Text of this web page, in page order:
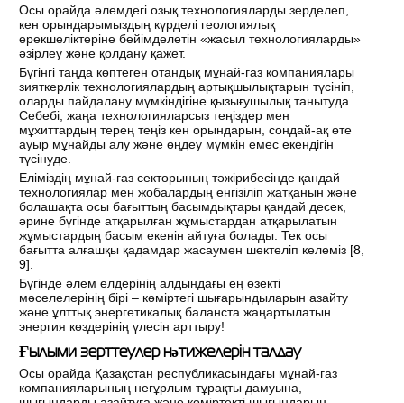
Осы орайда әлемдегі озық технологияларды зерделеп,
кен орындарымыздың күрделі геологиялық
ерекшеліктеріне бейімделетін «жасыл технологияларды»
әзірлеу және қолдану қажет.
Бүгінгі таңда көптеген отандық мұнай-газ компаниялары
зияткерлік технологиялардың артықшылықтарын түсініп,
оларды пайдалану мүмкіндігіне қызығушылық танытуда.
Себебі, жаңа технологияларсыз теңіздер мен
мұхиттардың терең теңіз кен орындарын, сондай-ақ өте
ауыр мұнайды алу және өңдеу мүмкін емес екендігін
түсінуде.
Еліміздің мұнай-газ секторының тәжірибесінде қандай
технологиялар мен жобалардың енгізіліп жатқанын және
болашақта осы бағыттың басымдықтары қандай десек,
әрине бүгінде атқарылған жұмыстардан атқарылатын
жұмыстардың басым екенін айтуға болады. Тек осы
бағытта алғашқы қадамдар жасаумен шектеліп келеміз [8,
9].
Бүгінде әлем елдерінің алдындағы ең өзекті
мәселелерінің бірі – көміртегі шығарындыларын азайту
және ұлттық энергетикалық баланста жаңартылатын
энергия көздерінің үлесін арттыру!
Ғылыми зерттеулер нәтижелерін талдау
Осы орайда Қазақстан республикасындағы мұнай-газ
компанияларының неғұрлым тұрақты дамуына,